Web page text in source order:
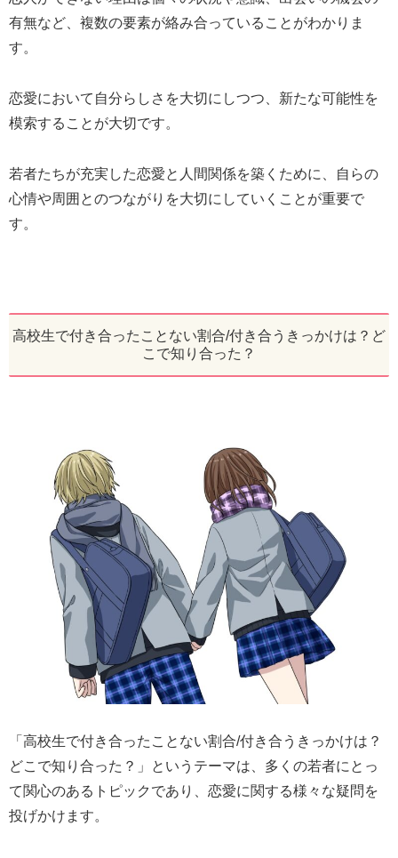
有無など、複数の要素が絡み合っていることがわかりま
す。
恋愛において自分らしさを大切にしつつ、新たな可能性を
模索することが大切です。
若者たちが充実した恋愛と人間関係を築くために、自らの
心情や周囲とのつながりを大切にしていくことが重要で
す。
高校生で付き合ったことない割合/付き合うきっかけは？ど
こで知り合った？
「高校生で付き合ったことない割合/付き合うきっかけは？
どこで知り合った？」というテーマは、多くの若者にとっ
て関心のあるトピックであり、恋愛に関する様々な疑問を
投げかけます。